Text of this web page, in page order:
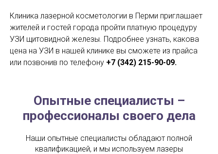
Клиника лазерной косметологии в Перми приглашает
жителей и гостей города пройти платную процедуру
УЗИ щитовидной железы. Подробнее узнать, какова
цена на УЗИ в нашей клинике вы сможете из прайса
или позвонив по телефону +7 (342) 215-90-09.
Опытные специалисты –
профессионалы своего дела
Наши опытные специалисты обладают полной
квалификацией, и мы используем лазеры